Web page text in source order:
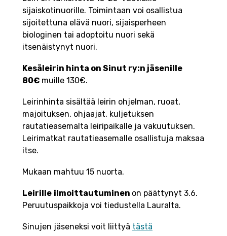
sijaiskotinuorille. Toimintaan voi osallistua
sijoitettuna elävä nuori, sijaisperheen
biologinen tai adoptoitu nuori sekä
itsenäistynyt nuori.
Kesäleirin hinta on Sinut ry:n jäsenille
80€ muille 130€.
Leirinhinta sisältää leirin ohjelman, ruoat,
majoituksen, ohjaajat, kuljetuksen
rautatieasemalta leiripaikalle ja vakuutuksen.
Leirimatkat rautatieasemalle osallistuja maksaa
itse.
Mukaan mahtuu 15 nuorta.
Leirille ilmoittautuminen on päättynyt 3.6.
Peruutuspaikkoja voi tiedustella Lauralta.
Sinujen jäseneksi voit liittyä tästä